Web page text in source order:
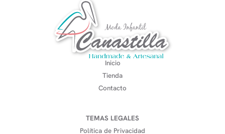
Inicio
Tienda
Contacto
TEMAS LEGALES
Política de Privacidad